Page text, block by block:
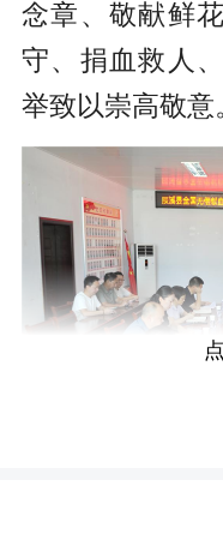
念章、敬献鲜
守、捐血救人
举致以崇高敬意